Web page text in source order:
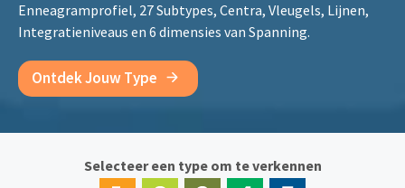
Enneagramprofiel, 27 Subtypes, Centra, Vleugels, Lijnen,
Integratieniveaus en 6 dimensies van Spanning.
Ontdek Jouw Type
Selecteer een type om te verkennen